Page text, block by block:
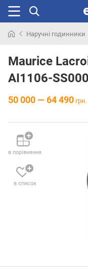
раніше
Наручні годинники
Maurice
AI1106-
50 000 — 64 490 грн.
в порівняння
в список